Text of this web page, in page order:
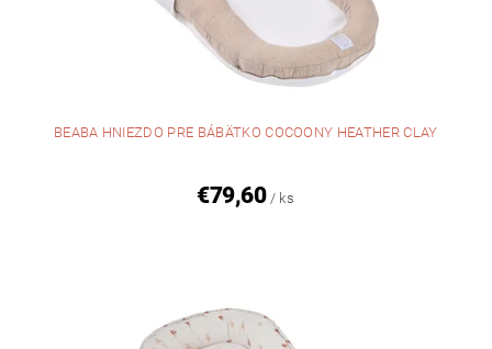
BEABA HNIEZDO PRE BÁBÄTKO COCOONY HEATHER CLAY
€79,60 / ks